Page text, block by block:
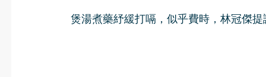
煲湯煮藥紓緩打嗝，似乎費時，林冠傑